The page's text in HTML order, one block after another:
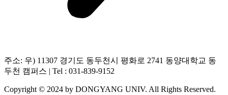
주소: 우) 11307 경기도 동두천시 평화로 2741 동양대학교 동
두천 캠퍼스 | Tel : 031-839-9152
Copyright © 2024 by DONGYANG UNIV. All Rights Reserved.